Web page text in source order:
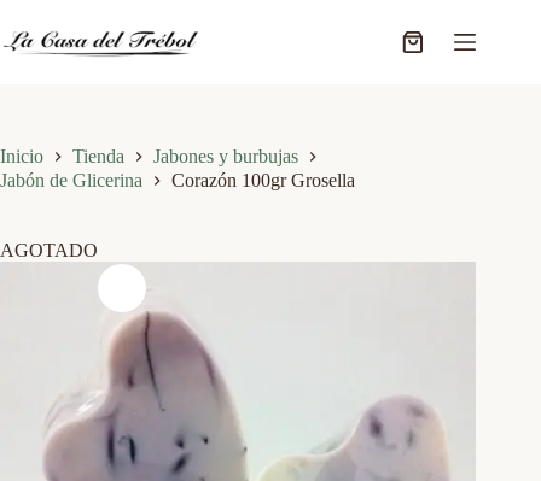
contenido
Carro
Inicio Tienda
Jabones y burbujas
Jabón de Glicerina
Corazón 100gr Grosella
AGOTADO